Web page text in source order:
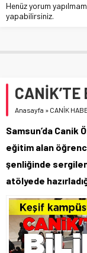
Henüz yorum
yapabilirsiniz.
CANİK’TE
Anasayfa » CANİK
Samsun’da Canik
eğitim alan
şenliğinde
atölyede